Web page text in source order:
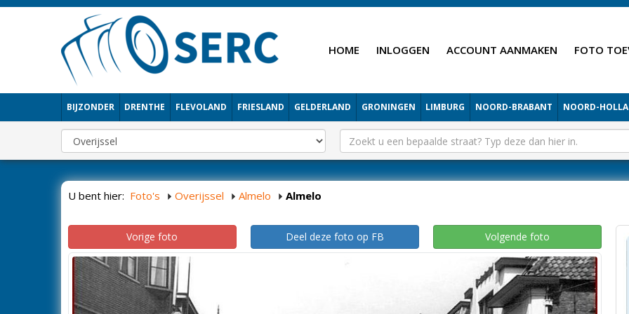
HOME INLOGGEN ACCOUNT AANMAKEN FOTO
BIJZONDER DRENTHE FLEVOLAND FRIESLAND GELDERLAND GRONINGEN LIMBURG NOORD-BRABANT NOORD-
U bent hier: Foto's Overijssel Almelo Almelo
Vorige foto Deel deze foto op FB Volgende foto